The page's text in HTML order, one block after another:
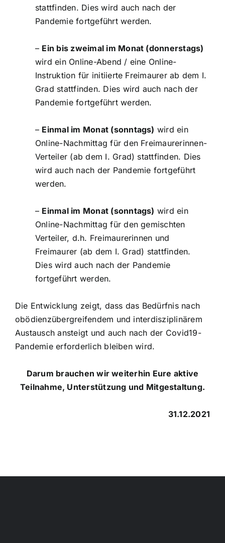
stattfinden. Dies wird auch nach der
Pandemie fortgeführt werden.
– Ein bis zweimal im Monat (donnerstags)
wird ein Online-Abend / eine Online-
Instruktion für initiierte Freimaurer ab dem I.
Grad stattfinden. Dies wird auch nach der
Pandemie fortgeführt werden.
– Einmal im Monat (sonntags) wird ein
Online-Nachmittag für den Freimaurerinnen-
Verteiler (ab dem I. Grad) stattfinden. Dies
wird auch nach der Pandemie fortgeführt
werden.
– Einmal im Monat (sonntags) wird ein
Online-Nachmittag für den gemischten
Verteiler, d.h. Freimaurerinnen und
Freimaurer (ab dem I. Grad) stattfinden.
Dies wird auch nach der Pandemie
fortgeführt werden.
Die Entwicklung zeigt, dass das Bedürfnis nach
obödienzübergreifendem und interdisziplinärem
Austausch ansteigt und auch nach der Covid19-
Pandemie erforderlich bleiben wird.
Darum brauchen wir weiterhin Eure aktive
Teilnahme, Unterstützung und Mitgestaltung.
31.12.2021